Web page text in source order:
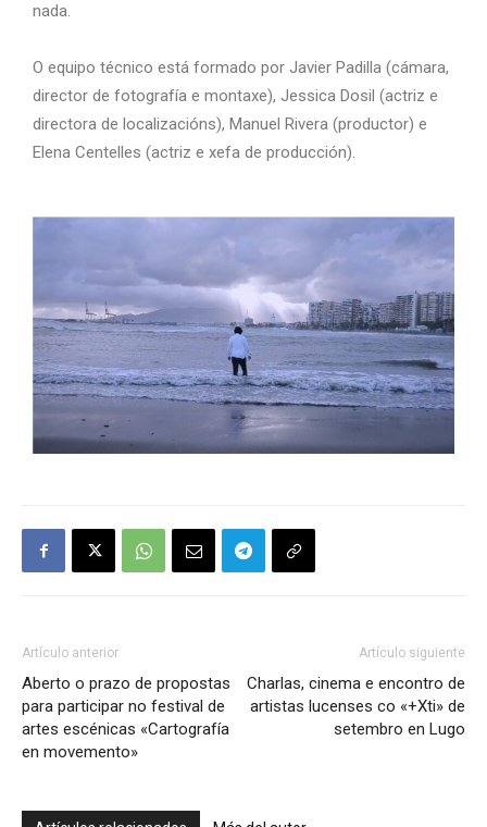
nada.
O equipo técnico está formado por Javier Padilla (cámara,
director de fotografía e montaxe), Jessica Dosil (actriz e
directora de localizacións), Manuel Rivera (productor) e
Elena Centelles (actriz e xefa de producción).
Artículo anterior
Aberto o prazo de propostas
para participar no festival de
artes escénicas «Cartografía
en movemento»
Artículo siguiente
Charlas, cinema e encontro de
artistas lucenses co «+Xti» de
setembro en Lugo